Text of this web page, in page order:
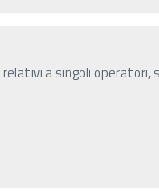
a singoli operatori,